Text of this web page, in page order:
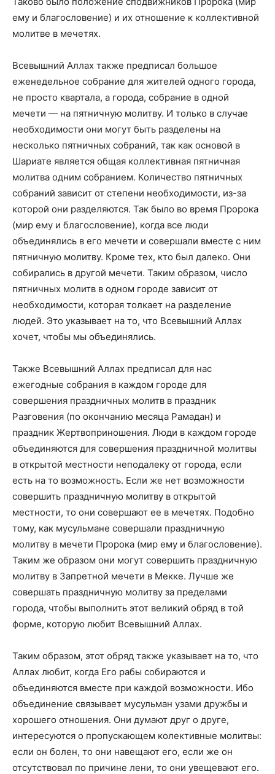
ему и благословение) и их отношение к коллективной
молитве в мечетях.
Всевышний Аллах также предписал большое
еженедельное собрание для жителей одного города,
не просто квартала, а города, собрание в одной
мечети — на пятничную молитву. И только в случае
необходимости они могут быть разделены на
несколько пятничных собраний, так как основой в
Шариате является общая коллективная пятничная
молитва одним собранием. Количество пятничных
собраний зависит от степени необходимости, из-за
которой они разделяются. Так было во время Пророка
(мир ему и благословение), когда все люди
объединялись в его мечети и совершали вместе с ним
пятничную молитву. Кроме тех, кто был далеко. Они
собирались в другой мечети. Таким образом, число
пятничных молитв в одном городе зависит от
необходимости, которая толкает на разделение
людей. Это указывает на то, что Всевышний Аллах
хочет, чтобы мы объединялись.
Также Всевышний Аллах предписал для нас
ежегодные собрания в каждом городе для
совершения праздничных молитв в праздник
Разговения (по окончанию месяца Рамадан) и
праздник Жертвоприношения. Люди в каждом городе
объединяются для совершения праздничной молитвы
в открытой местности неподалеку от города, если
есть на то возможность. Если же нет возможности
совершить праздничную молитву в открытой
местности, то они совершают ее в мечетях. Подобно
тому, как мусульмане совершали праздничную
молитву в мечети Пророка (мир ему и благословение).
Таким же образом они могут совершить праздничную
молитву в Запретной мечети в Мекке. Лучше же
совершать праздничную молитву за пределами
города, чтобы выполнить этот великий обряд в той
форме, которую любит Всевышний Аллах.
Таким образом, этот обряд также указывает на то, что
Аллах любит, когда Его рабы собираются и
объединяются вместе при каждой возможности. Ибо
объединение связывает мусульман узами дружбы и
хорошего отношения. Они думают друг о друге,
интересуются о пропускающем колективные молитвы:
если он болен, то они навещают его, если же он
отсутствовал по причине лени, то они увещевают его.